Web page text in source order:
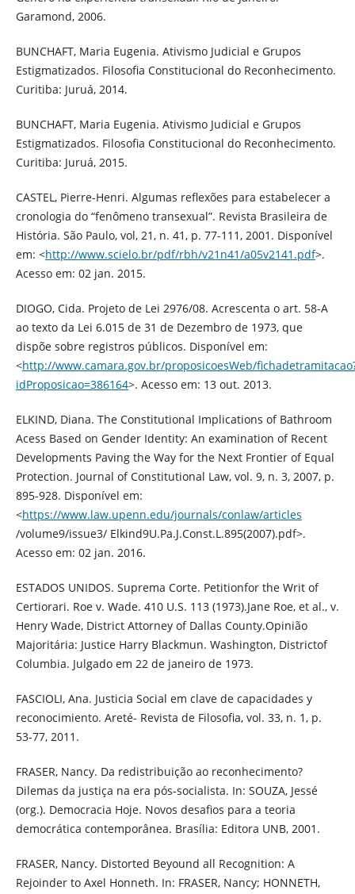
Garamond, 2006.
BUNCHAFT, Maria Eugenia. Ativismo Judicial e Grupos
Estigmatizados. Filosofia Constitucional do Reconhecimento.
Curitiba: Juruá, 2014.
BUNCHAFT, Maria Eugenia. Ativismo Judicial e Grupos
Estigmatizados. Filosofia Constitucional do Reconhecimento.
Curitiba: Juruá, 2015.
CASTEL, Pierre-Henri. Algumas reflexões para estabelecer a
cronologia do “fenômeno transexual”. Revista Brasileira de
História. São Paulo, vol, 21, n. 41, p. 77-111, 2001. Disponível
em: <http://www.scielo.br/pdf/rbh/v21n41/a05v2141.pdf>.
Acesso em: 02 jan. 2015.
DIOGO, Cida. Projeto de Lei 2976/08. Acrescenta o art. 58-A
ao texto da Lei 6.015 de 31 de Dezembro de 1973, que
dispõe sobre registros públicos. Disponível em:
<http://www.camara.gov.br/proposicoesWeb/
idProposicao=386164>. Acesso em: 13 out. 2013.
ELKIND, Diana. The Constitutional Implications of Bathroom
Acess Based on Gender Identity: An examination of Recent
Developments Paving the Way for the Next Frontier of Equal
Protection. Journal of Constitutional Law, vol. 9, n. 3, 2007, p.
895-928. Disponível em:
<https://www.law.upenn.edu/journals/conlaw/articles
/volume9/issue3/ Elkind9U.Pa.J.Const.L.895(2007).pdf>.
Acesso em: 02 jan. 2016.
ESTADOS UNIDOS. Suprema Corte. Petitionfor the Writ of
Certiorari. Roe v. Wade. 410 U.S. 113 (1973).Jane Roe, et al., v.
Henry Wade, District Attorney of Dallas County.Opinião
Majoritária: Justice Harry Blackmun. Washington, Districtof
Columbia. Julgado em 22 de janeiro de 1973.
FASCIOLI, Ana. Justicia Social em clave de capacidades y
reconocimiento. Areté- Revista de Filosofia, vol. 33, n. 1, p.
53-77, 2011.
FRASER, Nancy. Da redistribuição ao reconhecimento?
Dilemas da justiça na era pós-socialista. In: SOUZA, Jessé
(org.). Democracia Hoje. Novos desafios para a teoria
democrática contemporânea. Brasília: Editora UNB, 2001.
FRASER, Nancy. Distorted Beyound all Recognition: A
Rejoinder to Axel Honneth. In: FRASER, Nancy; HONNETH,